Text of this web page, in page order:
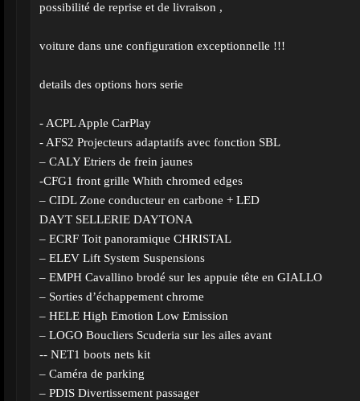
possibilité de reprise et de livraison ,
voiture dans une configuration exceptionnelle !!!
details des options hors serie
- ACPL Apple CarPlay
- AFS2 Projecteurs adaptatifs avec fonction SBL
– CALY Etriers de frein jaunes
-CFG1 front grille Whith chromed edges
– CIDL Zone conducteur en carbone + LED
DAYT SELLERIE DAYTONA
– ECRF Toit panoramique CHRISTAL
– ELEV Lift System Suspensions
– EMPH Cavallino brodé sur les appuie tête en GIALLO
– Sorties d’échappement chrome
– HELE High Emotion Low Emission
– LOGO Boucliers Scuderia sur les ailes avant
-- NET1 boots nets kit
– Caméra de parking
– PDIS Divertissement passager